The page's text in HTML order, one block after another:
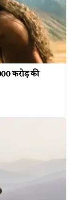
करोड़ की